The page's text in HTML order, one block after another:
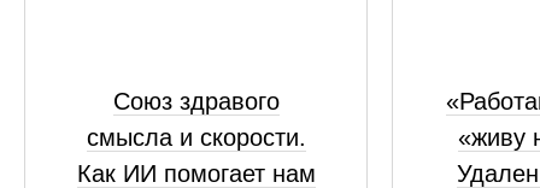
Союз здравого
смысла и скорости.
Как ИИ помогает нам
«живу